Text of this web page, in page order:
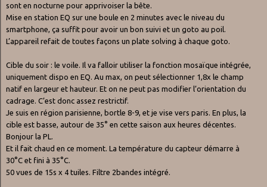
sont en nocturne pour apprivoiser la bête.
Mise en station EQ sur une boule en 2 minutes avec le niveau du
smartphone, ça suffit pour avoir un bon suivi et un goto au poil.
L’appareil refait de toutes façons un plate solving à chaque goto.
Cible du soir : le voile. Il va falloir utiliser la fonction mosaïque intégrée,
uniquement dispo en EQ. Au max, on peut sélectionner 1,8x le champ
natif en largeur et hauteur. Et on ne peut pas modifier l’orientation du
cadrage. C’est donc assez restrictif.
Je suis en région parisienne, bortle 8-9, et je vise vers paris. En plus, la
cible est basse, autour de 35° en cette saison aux heures décentes.
Bonjour la PL.
Et il fait chaud en ce moment. La température du capteur démarre à
30°C et fini à 35°C.
50 vues de 15s x 4 tuiles. Filtre 2bandes intégré.